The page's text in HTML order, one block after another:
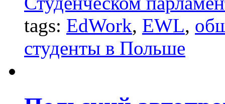
tags: EdWork, EWL,
студенты в Польше